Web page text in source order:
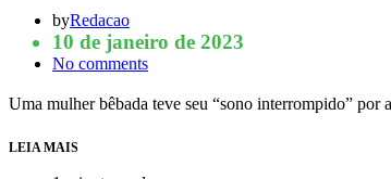
byRedacao
10 de janeiro de 2023
No comments
Uma mulher bêbada teve seu “sono interrompido”
LEIA MAIS